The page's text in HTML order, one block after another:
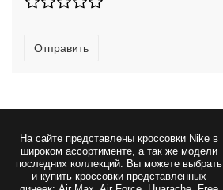
Отправить
На сайте представлены кроссовки Nikeв
широком ассортименте, а так же модели
последних коллекций. Вы можете выбрать
и купить кроссовки представленных